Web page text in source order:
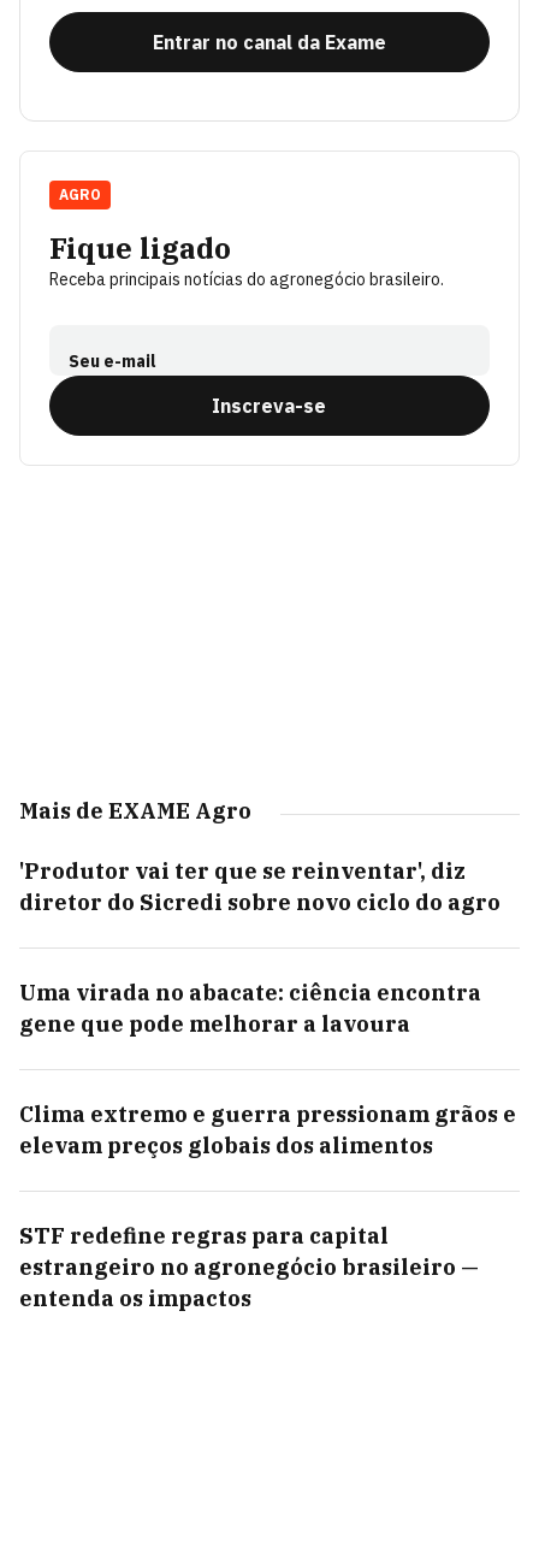
Entrar no canal da Exame
Fique ligado
Receba principais notícias do agronegócio brasileiro.
Seu e-mail
Inscreva-se
AGRO
Mais de EXAME Agro
'Produtor vai ter que se reinventar', diz
diretor do Sicredi sobre novo ciclo do agro
Uma virada no abacate: ciência encontra
gene que pode melhorar a lavoura
Clima extremo e guerra pressionam grãos e
elevam preços globais dos alimentos
STF redefine regras para capital
estrangeiro no agronegócio brasileiro —
entenda os impactos